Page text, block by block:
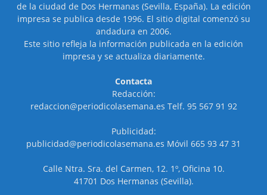
de la ciudad de Dos Hermanas (Sevilla, España). La edición
impresa se publica desde 1996. El sitio digital comenzó su
andadura en 2006.
Este sitio refleja la información publicada en la edición
impresa y se actualiza diariamente.
Contacta
Redacción:
redaccion@periodicolasemana.es Telf. 95 567 91 92
Publicidad:
publicidad@periodicolasemana.es Móvil 665 93 47 31
Calle Ntra. Sra. del Carmen, 12. 1º, Oficina 10.
41701 Dos Hermanas (Sevilla).